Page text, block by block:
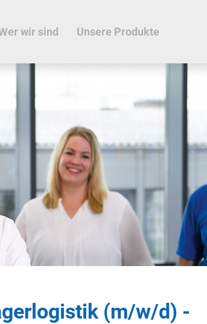
wir sind Unsere Produkte
(m/w/d) -